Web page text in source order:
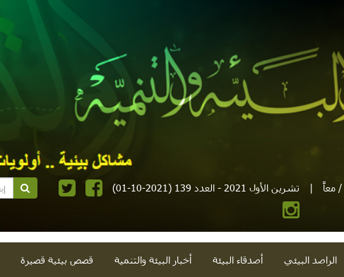
معاً | تشرين الأول 2021 - العدد 139 (2021-10-01)
الراصد البيئي أصدقاء البيئة أخبار البيئة والتنمية قصص بيئية قصيرة